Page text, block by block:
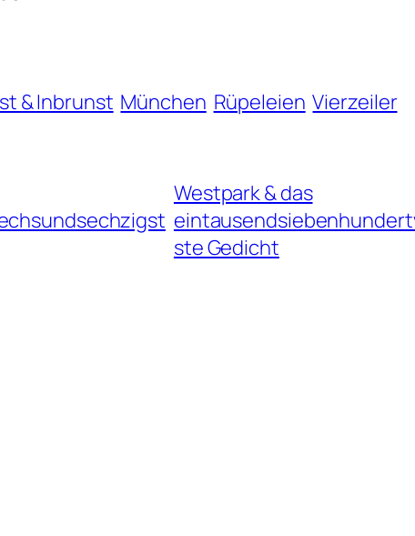
& Inbrunst München Rüpeleien Vierzeiler
Westpark & das
ste Gedicht